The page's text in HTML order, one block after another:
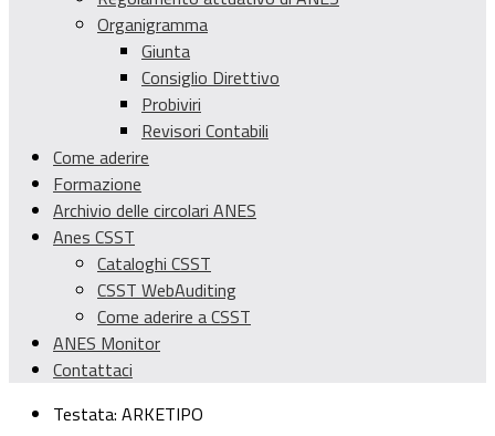
Organigramma
Giunta
Consiglio Direttivo
Probiviri
Revisori Contabili
Come aderire
Formazione
Archivio delle circolari ANES
Anes CSST
Cataloghi CSST
CSST WebAuditing
Come aderire a CSST
ANES Monitor
Contattaci
Testata: ARKETIPO